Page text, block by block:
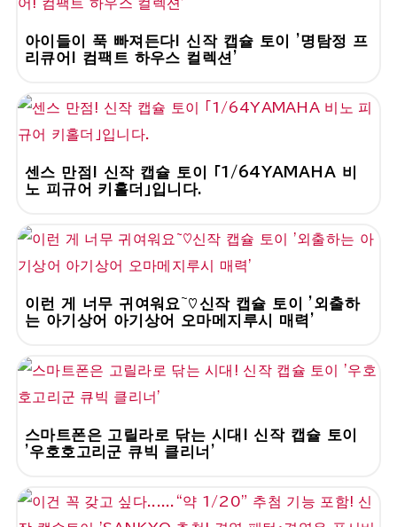
아이들이 푹 빠져든다! 신작 캡슐 토이 '명탐정 프
리큐어! 컴팩트 하우스 컬렉션'
센스 만점! 신작 캡슐 토이 「1/64YAMAHA 비
노 피규어 키홀더」입니다.
이런 게 너무 귀여워요~♡신작 캡슐 토이 '외출하
는 아기상어 아기상어 오마메지루시 매력'
스마트폰은 고릴라로 닦는 시대! 신작 캡슐 토이
'우호호고리군 큐빅 클리너'